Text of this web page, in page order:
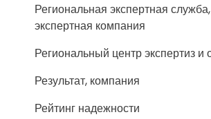
Региональная экспертная служба,
экспертная компания
Региональный центр экспертиз и
Результат, компания
Рейтинг надежности